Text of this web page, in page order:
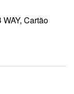
Cartão